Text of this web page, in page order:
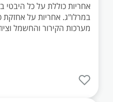
אחריות כוללת על כל היבטי
במרלו"ג. אחריות על
מערכות הקירור והחשמל